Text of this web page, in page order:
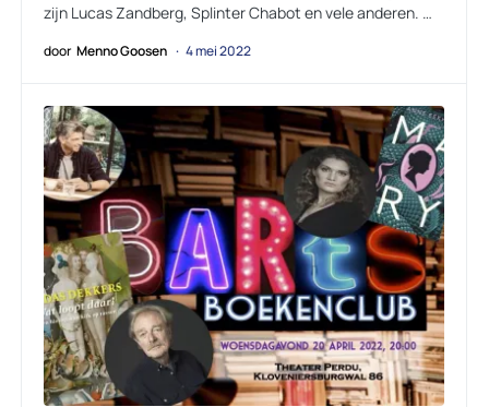
zijn Lucas Zandberg, Splinter Chabot en vele anderen. …
door Menno Goosen 4 mei 2022